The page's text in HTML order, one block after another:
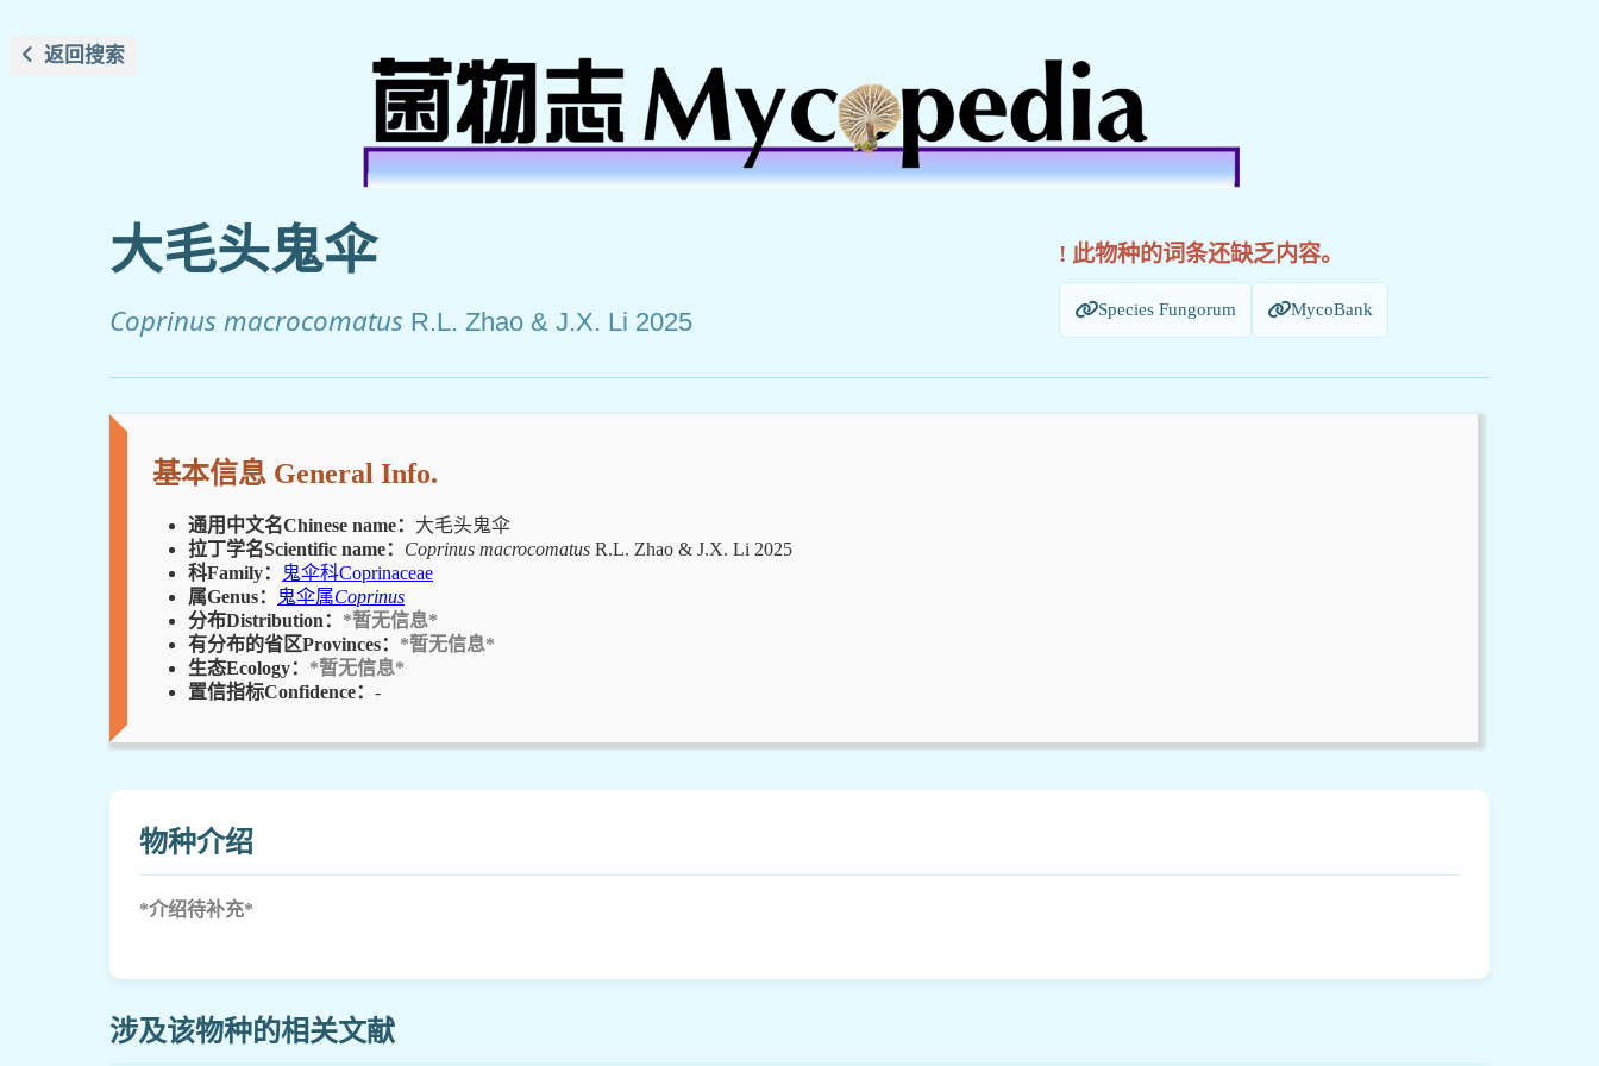
返回搜索
大毛头鬼伞
Coprinus macrocomatus R.L. Zhao & J.X. Li 2025
! 此物种的词条还缺乏内容。
Species Fungorum MycoBank
基本信息 General Info.
通用中文名Chinese name： 大毛头鬼伞
拉丁学名Scientific name： Coprinus macrocomatus R.L. Zhao & J.X. Li 2025
科Family：
鬼伞科Coprinaceae
属Genus：
鬼伞属Coprinus
分布Distribution： *暂无信息*
有分布的省区Provinces： *暂无信息*
生态Ecology： *暂无信息*
置信指标Confidence： -
物种介绍
*介绍待补充*
涉及该物种的相关文献